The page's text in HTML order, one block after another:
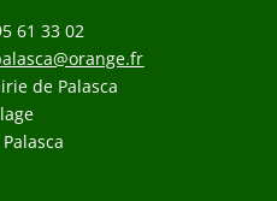
61 33 02
de Palasca